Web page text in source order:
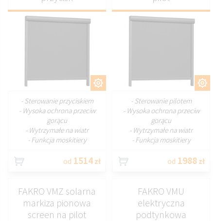
- Sterowanie przyciskiem
- Wysoka ochrona przeciw
gorącu
- Wytrzymałe na wiatr
- Funkcja moskitiery
od 1514 zł
- Sterowanie pilotem
- Wysoka ochrona przeciw
gorącu
- Wytrzymałe na wiatr
- Funkcja moskitiery
od 1988 zł
FAKRO VMZ solarna
markiza pionowa
screen na pilot
FAKRO VMU
elektryczna
podtynkowa